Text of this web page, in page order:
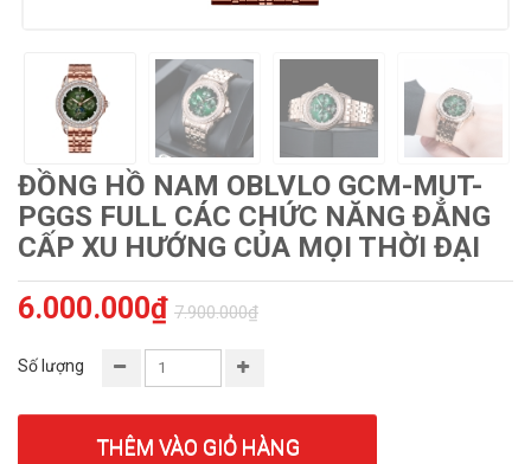
ĐỒNG HỒ NAM OBLVLO GCM-MUT-
PGGS FULL CÁC CHỨC NĂNG ĐẲNG
CẤP XU HƯỚNG CỦA MỌI THỜI ĐẠI
6.000.000₫ 7.900.000₫
Số lượng
THÊM VÀO GIỎ HÀNG